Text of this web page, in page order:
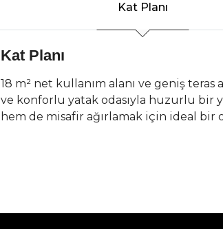
Kat Planı
Kat Planı
18 m² net kullanım alanı ve geniş
ve konforlu yatak odasıyla huzurlu bir
hem de misafir ağırlamak için ideal bir